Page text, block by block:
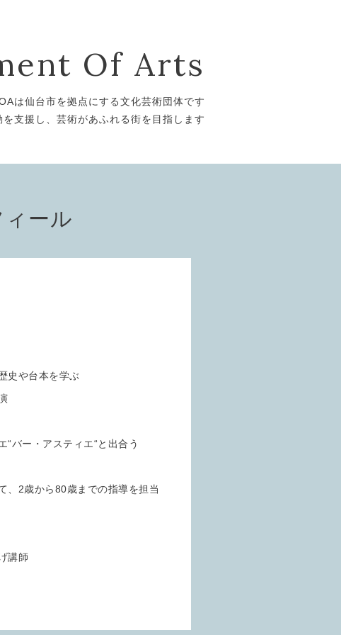
Of Arts
は仙台市を拠点にする文化芸術団体です
支援し、芸術があふれる街を目指します
ール
史や台本を学ぶ
バー・アスティエ“と出合う
、2歳から80歳までの指導を担当
講師